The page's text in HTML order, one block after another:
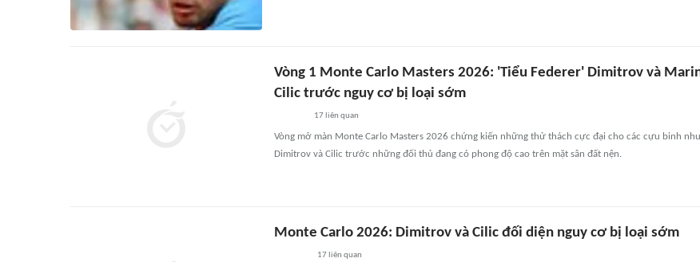
Vòng 1 Monte Carlo Masters 2026: 'Tiểu Federer' Dimitrov và
Cilic trước nguy cơ bị loại sớm
17liên quan
Vòng mở màn Monte Carlo Masters 2026 chứng kiến những thử thách cực đại cho các cựu binh
Dimitrov và Cilic trước những đối thủ đang có phong độ cao trên mặt sân đất nện.
Monte Carlo 2026: Dimitrov và Cilic đối diện nguy cơ bị loại sớm
17 liên quan